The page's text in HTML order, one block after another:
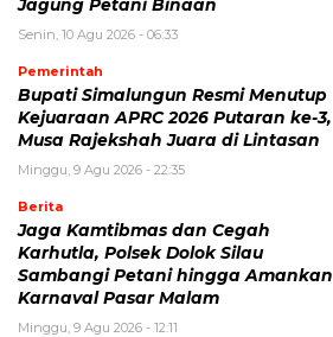
Jagung Petani Binaan
Senin, 10 Agu 2026 - 06:33
Pemerintah
Bupati Simalungun Resmi Menutup
Kejuaraan APRC 2026 Putaran ke-3,
Musa Rajekshah Juara di Lintasan
Minggu, 9 Agu 2026 - 22:35
Berita
Jaga Kamtibmas dan Cegah
Karhutla, Polsek Dolok Silau
Sambangi Petani hingga Amankan
Karnaval Pasar Malam
Minggu, 9 Agu 2026 - 12:11